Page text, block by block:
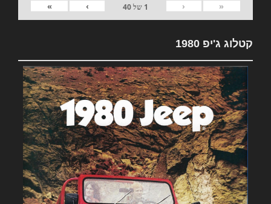
«
‹
1 של40
›
»
קטלוג ג'יפ 1980